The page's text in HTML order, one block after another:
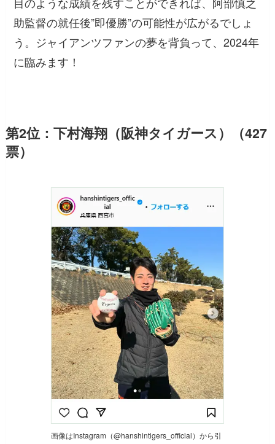
助監督の就任後”即優勝”の可能性が広がるでしょ
う。ジャイアンツファンの夢を背負って、2024年
に臨みます！
第2位：下村海翔（阪神タイガース）（427
票）
画像はInstagram（@hanshintigers_official）から引